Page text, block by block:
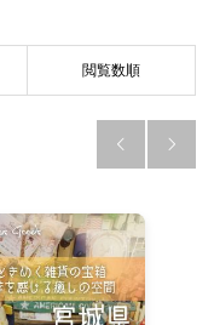
閲覧数順
 